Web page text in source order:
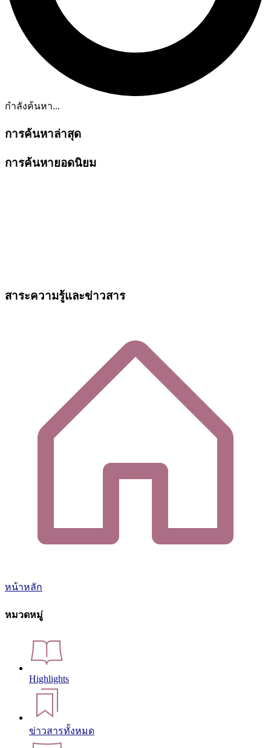
กำลังค้นหา...
การค้นหาล่าสุด
การค้นหายอดนิยม
สาระความรู้และข่าวสาร
หน้าหลัก
หมวดหมู่
Highlights
ข่าวสารทั้งหมด